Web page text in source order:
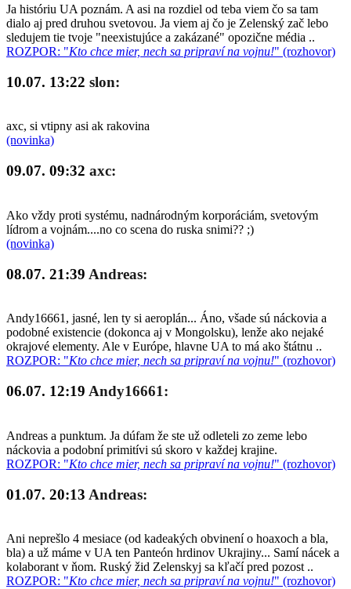
Ja históriu UA poznám. A asi na rozdiel od teba viem čo sa tam
dialo aj pred druhou svetovou. Ja viem aj čo je Zelenský zač lebo
sledujem tie tvoje "neexistujúce a zakázané" opozične média ..
ROZPOR: "Kto chce mier, nech sa pripraví na vojnu!" (rozhovor)
10.07. 13:22 slon:
axc, si vtipny asi ak rakovina
(novinka)
09.07. 09:32 axc:
Ako vždy proti systému, nadnárodným korporáciám, svetovým
lídrom a vojnám....no co scena do ruska snimi?? ;)
(novinka)
08.07. 21:39 Andreas:
Andy16661, jasné, len ty si aeroplán... Áno, všade sú náckovia a
podobné existencie (dokonca aj v Mongolsku), lenže ako nejaké
okrajové elementy. Ale v Európe, hlavne UA to má ako štátnu ..
ROZPOR: "Kto chce mier, nech sa pripraví na vojnu!" (rozhovor)
06.07. 12:19 Andy16661:
Andreas a punktum. Ja dúfam že ste už odleteli zo zeme lebo
náckovia a podobní primitívi sú skoro v každej krajine.
ROZPOR: "Kto chce mier, nech sa pripraví na vojnu!" (rozhovor)
01.07. 20:13 Andreas:
Ani neprešlo 4 mesiace (od kadeakých obvinení o hoaxoch a bla,
bla) a už máme v UA ten Panteón hrdinov Ukrajiny... Samí nácek a
kolaborant v ňom. Ruský žid Zelenskyj sa kľačí pred pozost ..
ROZPOR: "Kto chce mier, nech sa pripraví na vojnu!" (rozhovor)